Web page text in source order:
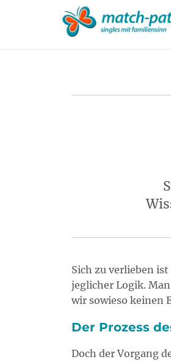
Sich zu verlieben
jeglicher Logik.
wir sowieso keinen
Der Prozess
Doch der Vorgang